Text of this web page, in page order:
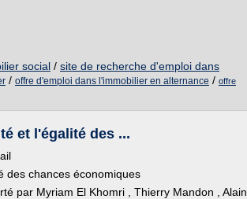
social / site de recherche d'emploi dans
/ offre d'emploi dans l'immobilier en alternance / offre
et l'égalité des ...
des chances économiques
par Myriam El Khomri , Thierry Mandon , Alain